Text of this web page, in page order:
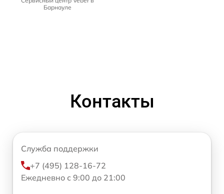
Барнауле
Контакты
Служба поддержки
+7 (495) 128-16-72
Ежедневно с 9:00 до 21:00